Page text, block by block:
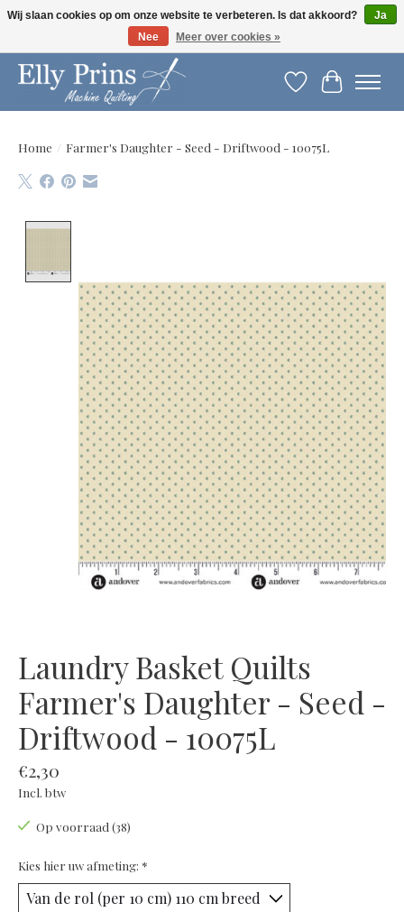
Let op: gewijzigde openingstijden!
Verlanglijst
Home / Farmer's Daughter - Seed - Driftwood - 10075L
Laundry Basket Quilts
Farmer's Daughter - Seed -
Driftwood - 10075L
€2,30
Incl. btw
Op voorraad (38)
Kies hier uw afmeting: *
Wij slaan cookies op om onze website te verbeteren. Is dat akkoord?
Ja
Nee
Meer over cookies »